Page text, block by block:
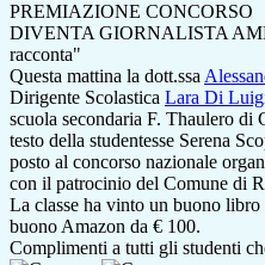
PREMIAZIONE CONCORSO
DIVENTA GIORNALISTA
racconta"
Questa mattina la dott.ssa
Dirigente Scolastica Lara Di
scuola secondaria F. Thaulero di
testo della studentesse Serena
posto al concorso nazionale
con il patrocinio del Comune di
La classe ha vinto un buono
buono Amazon da € 100.
Complimenti a tutti gli studenti